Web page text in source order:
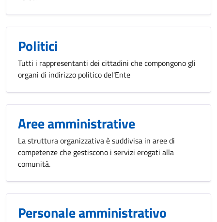
Politici
Tutti i rappresentanti dei cittadini che compongono gli
organi di indirizzo politico del'Ente
Aree amministrative
La struttura organizzativa è suddivisa in aree di
competenze che gestiscono i servizi erogati alla
comunità.
Personale amministrativo